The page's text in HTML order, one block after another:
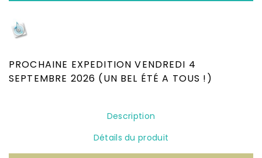
PROCHAINE EXPEDITION VENDREDI 4
SEPTEMBRE 2026 (UN BEL ÉTÉ A TOUS !)
Description
Détails du produit